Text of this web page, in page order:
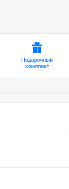
Подарочный
комплект